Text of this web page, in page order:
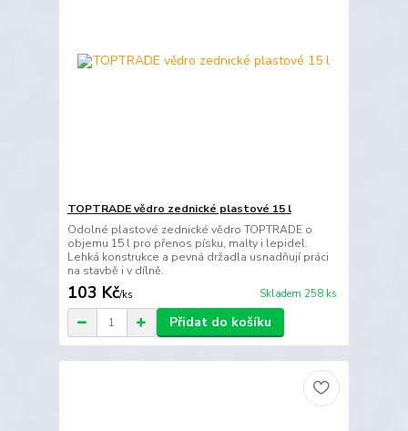
TOPTRADE vědro zednické plastové 15 l
Odolné plastové zednické vědro TOPTRADE o
objemu 15 l pro přenos písku, malty i lepidel.
Lehká konstrukce a pevná držadla usnadňují práci
na stavbě i v dílně.
103 Kč/ks Skladem 258 ks
Přidat do košíku